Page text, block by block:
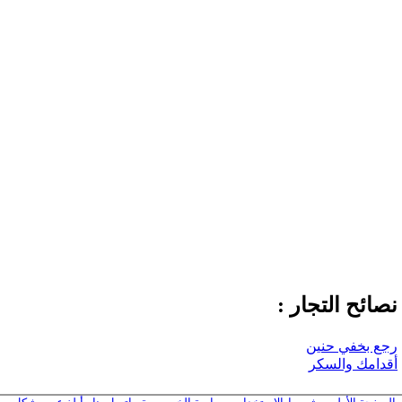
نصائح التجار :
رجع بخفي حنين
أقدامك والسكر